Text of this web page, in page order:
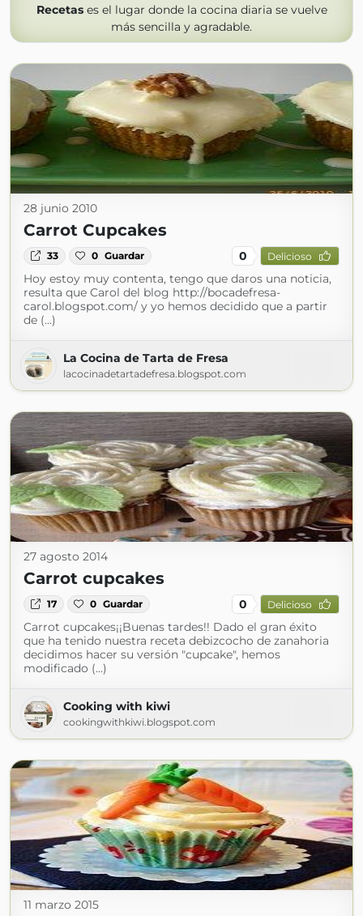
Recetases el lugar donde la cocina diaria se vuelve
más sencilla y agradable.
28 junio 2010
Carrot Cupcakes
33 0 Guardar 0 Delicioso
Hoy estoy muy contenta, tengo que daros una noticia,
resulta que Carol del blog http://bocadefresa-
carol.blogspot.com/ y yo hemos decidido que a partir
de (...)
La Cocina de Tarta de Fresa
lacocinadetartadefresa.blogspot.com
27 agosto 2014
Carrot cupcakes
17 0 Guardar 0 Delicioso
Carrot cupcakes¡¡Buenas tardes!! Dado el gran éxito
que ha tenido nuestra receta debizcocho de zanahoria
decidimos hacer su versión "cupcake", hemos
modificado (...)
Cooking with kiwi
cookingwithkiwi.blogspot.com
11 marzo 2015